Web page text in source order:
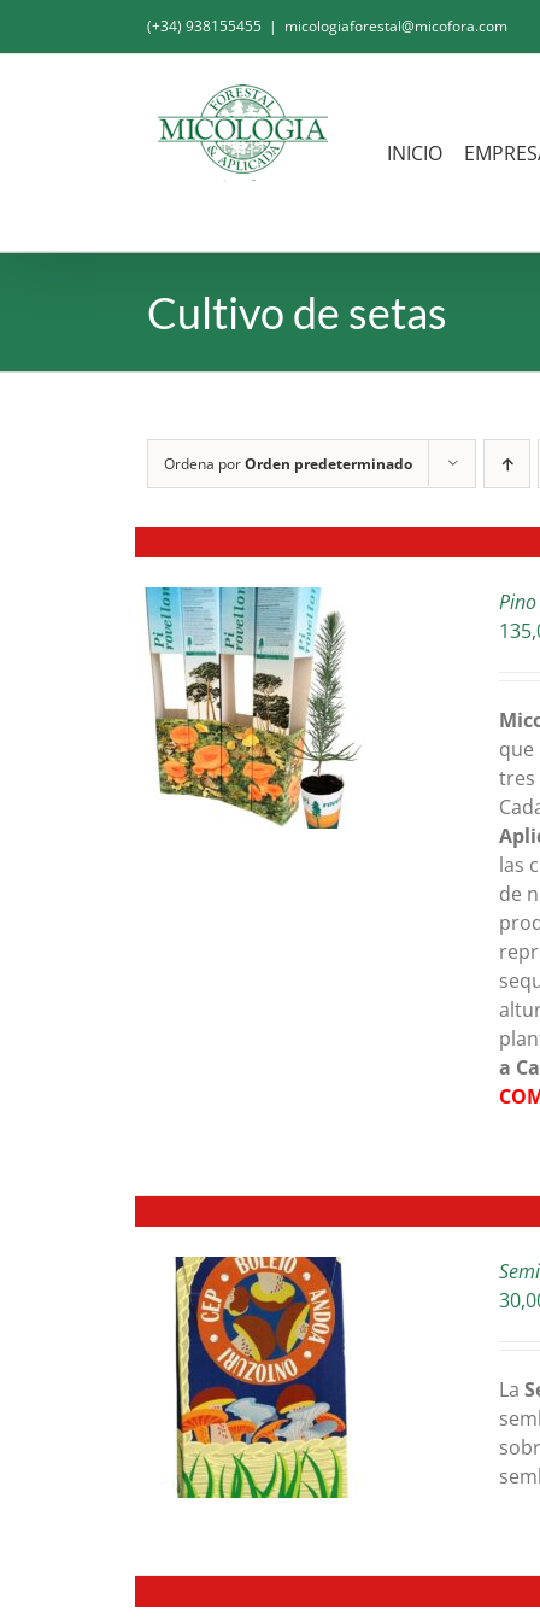
(+34) 938155455 | micologiaforestal@micofora.com
INICIO
Cultivo de setas
Ordena porOrden predeterminado
que
tres
las
de
a
La